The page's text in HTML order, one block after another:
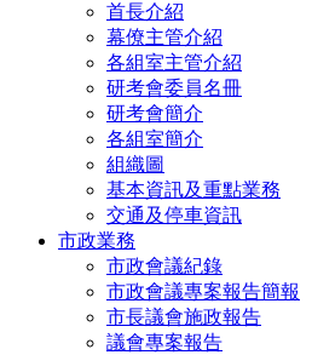
首長介紹
幕僚主管介紹
各組室主管介紹
研考會委員名冊
研考會簡介
各組室簡介
組織圖
基本資訊及重點業務
交通及停車資訊
市政業務
市政會議紀錄
市政會議專案報告簡報
市長議會施政報告
議會專案報告